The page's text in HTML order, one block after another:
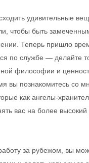
удивительные
чтобы быть
Теперь пришло
по службе — делайте
философии и
вы познакомитесь со
как ангелы-
вас на более высокий
за рубежом, вы